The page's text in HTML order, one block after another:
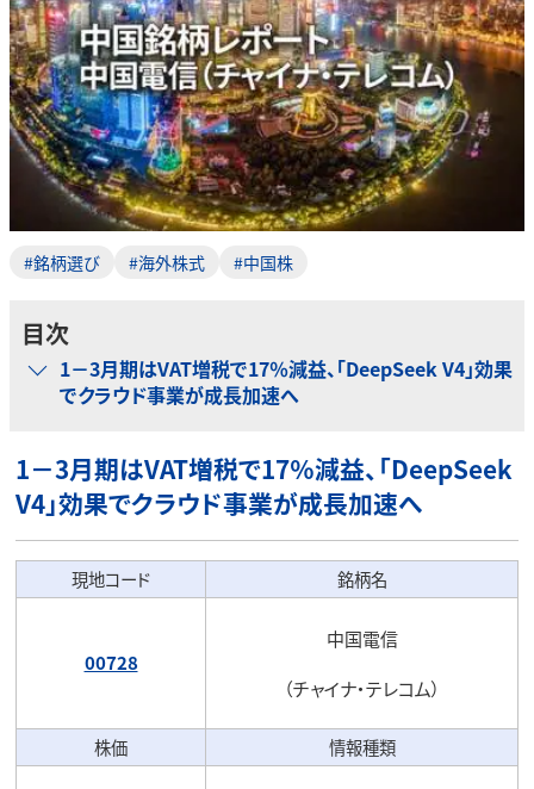
#銘柄選び #海外株式 #中国株
目次
1－3月期はVAT増税で17％減益、「DeepSeek V4」効果
でクラウド事業が成長加速へ
1－3月期はVAT増税で17％減益、「DeepSeek
V4」効果でクラウド事業が成長加速へ
現地コード 銘柄名
00728
中国電信
（チャイナ・テレコム）
株価 情報種類